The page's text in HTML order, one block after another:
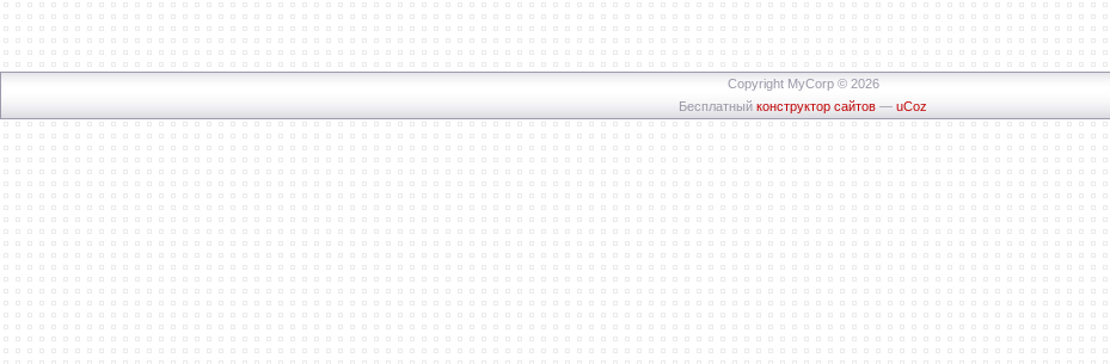
Copyright MyCorp © 2026
Бесплатный конструктор сайтов — uCoz